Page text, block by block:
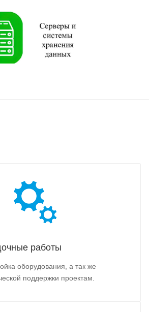
работы
оборудования, а так же
поддержки проектам.